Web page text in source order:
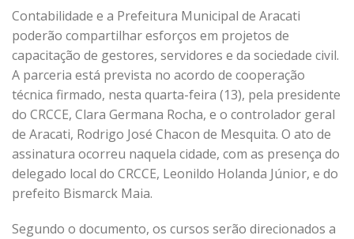
Contabilidade e a Prefeitura Municipal de Aracati
poderão compartilhar esforços em projetos de
capacitação de gestores, servidores e da sociedade civil.
A parceria está prevista no acordo de cooperação
técnica firmado, nesta quarta-feira (13), pela presidente
do CRCCE, Clara Germana Rocha, e o controlador geral
de Aracati, Rodrigo José Chacon de Mesquita. O ato de
assinatura ocorreu naquela cidade, com as presença do
delegado local do CRCCE, Leonildo Holanda Júnior, e do
prefeito Bismarck Maia.
Segundo o documento, os cursos serão direcionados a